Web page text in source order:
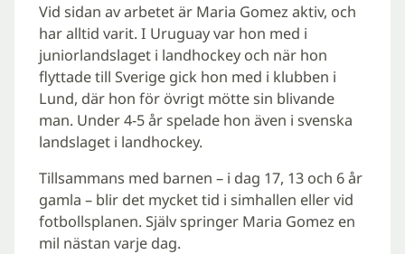
Vid sidan av arbetet är Maria Gomez aktiv, och
har alltid varit. I Uruguay var hon med i
juniorlandslaget i landhockey och när hon
flyttade till Sverige gick hon med i klubben i
Lund, där hon för övrigt mötte sin blivande
man. Under 4-5 år spelade hon även i svenska
landslaget i landhockey.
Tillsammans med barnen – i dag 17, 13 och 6 år
gamla – blir det mycket tid i simhallen eller vid
fotbollsplanen. Själv springer Maria Gomez en
mil nästan varje dag.